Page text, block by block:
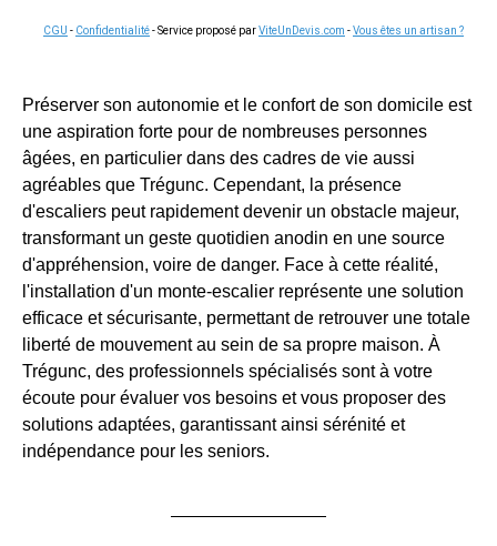
CGU - Confidentialité- Service proposé parViteUnDevis.com -Vous êtes un artisan ?
Préserver son autonomie et le confort de son domicile est
une aspiration forte pour de nombreuses personnes
âgées, en particulier dans des cadres de vie aussi
agréables que Trégunc. Cependant, la présence
d'escaliers peut rapidement devenir un obstacle majeur,
transformant un geste quotidien anodin en une source
d'appréhension, voire de danger. Face à cette réalité,
l'installation d'un monte-escalier représente une solution
efficace et sécurisante, permettant de retrouver une totale
liberté de mouvement au sein de sa propre maison. À
Trégunc, des professionnels spécialisés sont à votre
écoute pour évaluer vos besoins et vous proposer des
solutions adaptées, garantissant ainsi sérénité et
indépendance pour les seniors.